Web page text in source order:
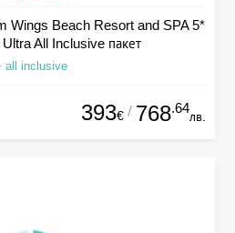
Wings Beach Resort and SPA 5*
All Inclusive пакет
all inclusive
393€ / 768.64
лв.